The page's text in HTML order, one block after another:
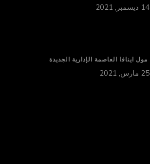
14 ديسمبر, 2021
مول اينافا العاصمة الإدارية الجديدة
25 مارس, 2021